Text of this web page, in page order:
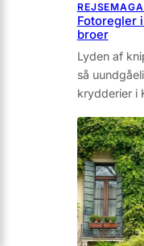
Fotoregler
broer
Lyden af
så
krydderier i